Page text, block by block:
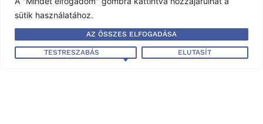
sütik használatához.
TESTRESZABÁS ELUTASÍT
AZ ÖSSZES ELFOGADÁSA
KÖZÉRDEKŰ ADATOK
Éves beszámoló - 2024
Éves beszámoló - 2023
Éves beszámoló - 2022